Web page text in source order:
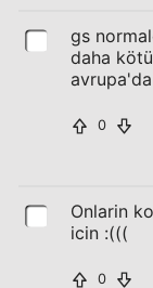
gs
daha
0
Onlarin
icin :(((
0